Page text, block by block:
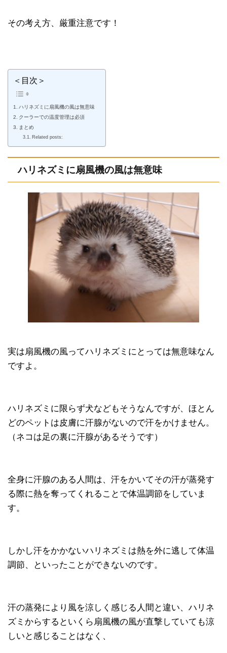
その考え方、厳重注意です！
＜目次＞
ハリネズミに扇風機の風は無意味
クーラーでの温度管理は必須
まとめ
Related posts:
ハリネズミに扇風機の風は無意味
実は扇風機の風ってハリネズミにとっては無意味なん
ですよ。
ハリネズミに限らず犬などもそうなんですが、ほとん
どのペットは皮膚に汗腺がないので汗をかけません。
（ネコは足の裏に汗腺があるそうです）
全身に汗腺のある人間は、汗をかいてその汗が蒸発す
る際に熱を奪ってくれることで体温調節をしていま
す。
しかし汗をかかないハリネズミは熱を外に逃して体温
調節、といったことができないのです。
汗の蒸発により風を涼しく感じる人間と違い、ハリネ
ズミからするといくら扇風機の風が直撃していても涼
しいと感じることはなく、